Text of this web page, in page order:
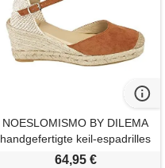
NOESLOMISMO BY DILEMA
handgefertigte keil-espadrilles
damen 7 cm keilabsatz- made
64,95 €